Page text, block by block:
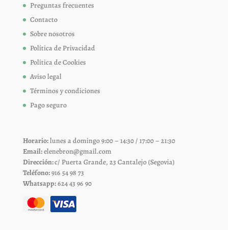
Preguntas frecuentes
Contacto
Sobre nosotros
Política de Privacidad
Política de Cookies
Aviso legal
Términos y condiciones
Pago seguro
Horario:lunes a domingo 9:00 – 14:30 / 17:00 – 21:30
Email:elenebron@gmail.com
Dirección:c/ Puerta Grande, 23 Cantalejo (Segovia)
Teléfono:916 54 98 73
Whatsapp:624 43 96 90